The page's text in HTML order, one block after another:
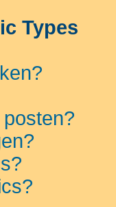
Types